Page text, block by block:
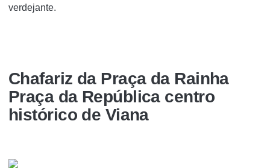
verdejante.
Chafariz da Praça da Rainha
Praça da República centro
histórico de Viana